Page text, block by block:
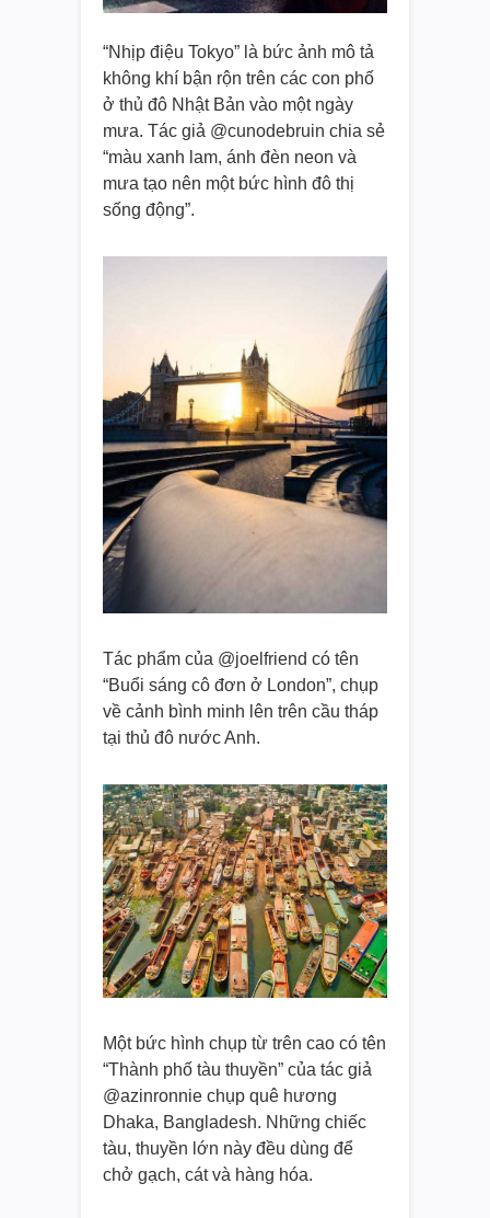
“Nhịp điệu Tokyo” là bức ảnh mô tả
không khí bận rộn trên các con phố
ở thủ đô Nhật Bản vào một ngày
mưa. Tác giả @cunodebruin chia sẻ
“màu xanh lam, ánh đèn neon và
mưa tạo nên một bức hình đô thị
sống động”.
Tác phẩm của @joelfriend có tên
“Buổi sáng cô đơn ở London”, chụp
về cảnh bình minh lên trên cầu tháp
tại thủ đô nước Anh.
Một bức hình chụp từ trên cao có tên
“Thành phố tàu thuyền” của tác giả
@azinronnie chụp quê hương
Dhaka, Bangladesh. Những chiếc
tàu, thuyền lớn này đều dùng để
chở gạch, cát và hàng hóa.